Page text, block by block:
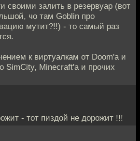
своими залить в резервуар (вот
чо там Goblin про
мутит?!!) - то самый раз
к виртуалкам от Doom'а и
SimCity, Minecraft'a и прочих
- тот пиздой не дорожит !!!